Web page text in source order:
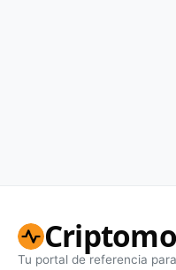
Tu portal de referencia